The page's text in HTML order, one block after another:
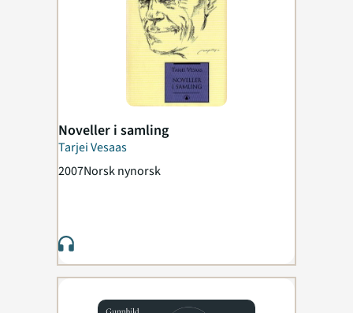
Noveller i samling
Tarjei Vesaas
2007Norsk nynorsk